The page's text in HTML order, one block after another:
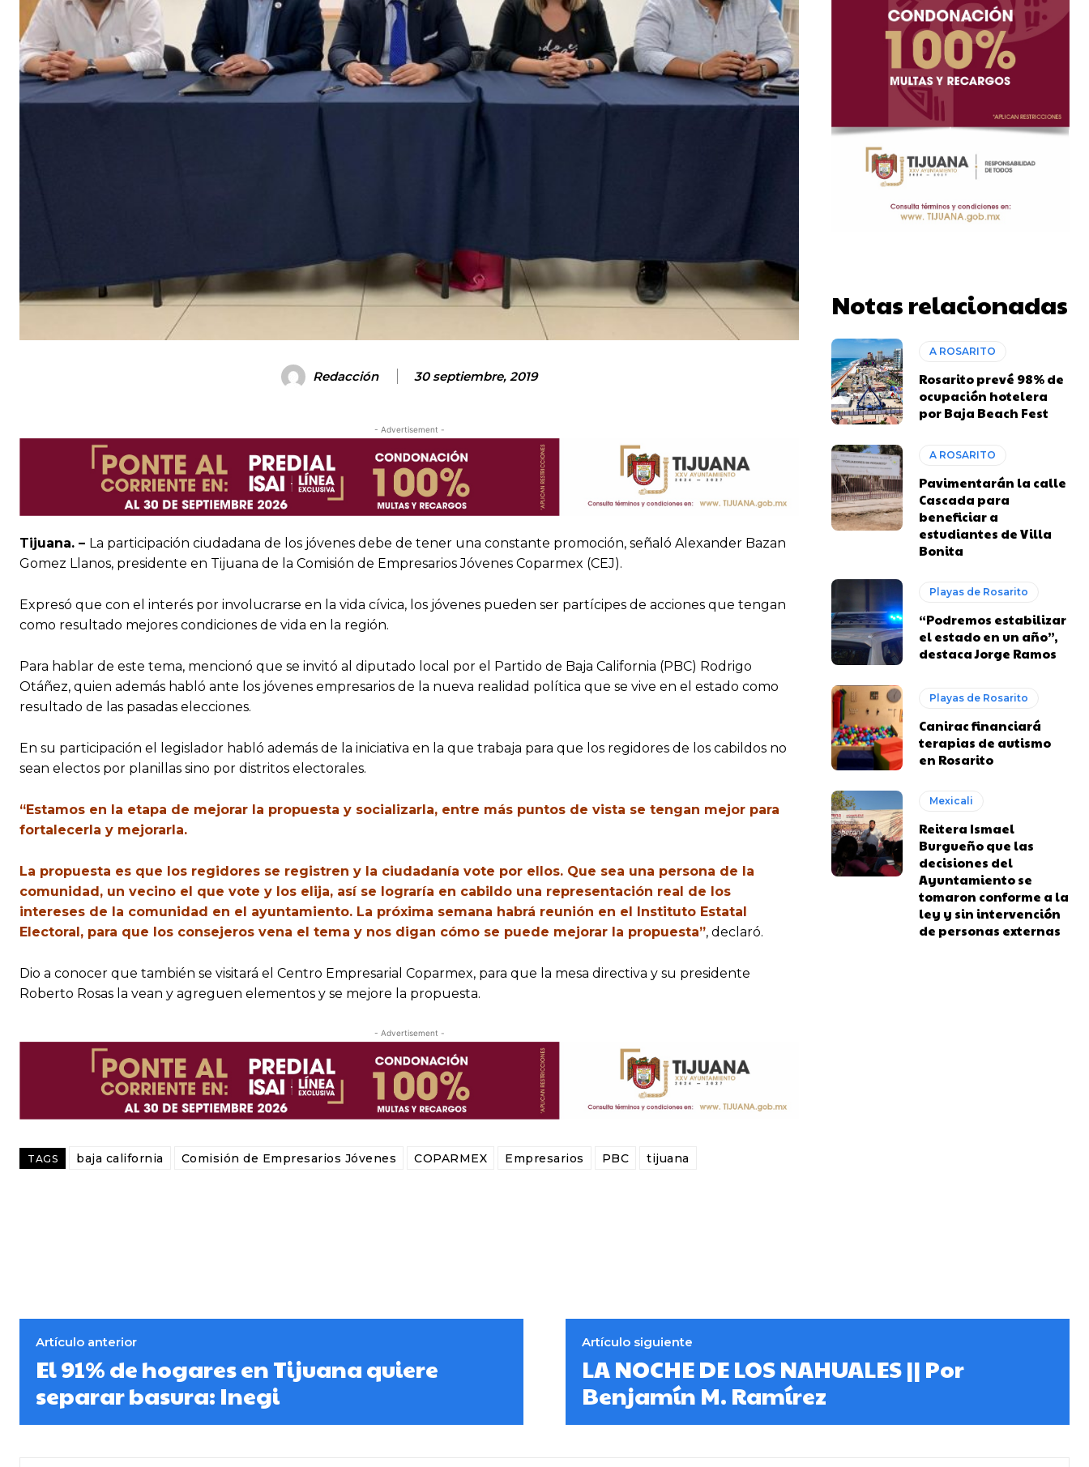
Redacción 30 septiembre, 2019
- Advertisement -
Tijuana. – La participación ciudadana de los jóvenes debe de tener una constante promoción, señaló Alexander Bazan
Gomez Llanos, presidente en Tijuana de la Comisión de Empresarios Jóvenes Coparmex (CEJ).
Expresó que con el interés por involucrarse en la vida cívica, los jóvenes pueden ser partícipes de acciones que tengan
como resultado mejores condiciones de vida en la región.
Para hablar de este tema, mencionó que se invitó al diputado local por el Partido de Baja California (PBC) Rodrigo
Otáñez, quien además habló ante los jóvenes empresarios de la nueva realidad política que se vive en el estado como
resultado de las pasadas elecciones.
En su participación el legislador habló además de la iniciativa en la que trabaja para que los regidores de los cabildos no
sean electos por planillas sino por distritos electorales.
“Estamos en la etapa de mejorar la propuesta y socializarla, entre más puntos de vista se tengan mejor para
fortalecerla y mejorarla.
La propuesta es que los regidores se registren y la ciudadanía vote por ellos. Que sea una persona de la
comunidad, un vecino el que vote y los elija, así se lograría en cabildo una representación real de los
intereses de la comunidad en el ayuntamiento. La próxima semana habrá reunión en el Instituto Estatal
Electoral, para que los consejeros vena el tema y nos digan cómo se puede mejorar la propuesta”, declaró.
Dio a conocer que también se visitará el Centro Empresarial Coparmex, para que la mesa directiva y su presidente
Roberto Rosas la vean y agreguen elementos y se mejore la propuesta.
- Advertisement -
TAGS baja california Comisión de Empresarios Jóvenes COPARMEX Empresarios PBC tijuana
Notas relacionadas
A ROSARITO
Rosarito prevé 98% de
ocupación hotelera
por Baja Beach Fest
A ROSARITO
Pavimentarán la calle
Cascada para
beneficiar a
estudiantes de Villa
Bonita
Playas de Rosarito
“Podremos estabilizar
el estado en un año”,
destaca Jorge Ramos
Playas de Rosarito
Canirac financiará
terapias de autismo
en Rosarito
Mexicali
Reitera Ismael
Burgueño que las
decisiones del
Ayuntamiento se
tomaron conforme a la
ley y sin intervención
de personas externas
Artículo anterior
El 91% de hogares en Tijuana quiere
separar basura: Inegi
Artículo siguiente
LA NOCHE DE LOS NAHUALES || Por
Benjamín M. Ramírez